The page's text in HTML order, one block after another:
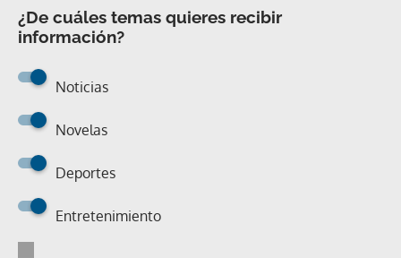
¿De cuáles temas quieres recibir
información?
Noticias
Novelas
Deportes
Entretenimiento